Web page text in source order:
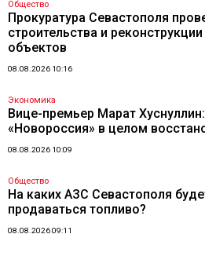
Общество
Прокуратура Севастополя
строительства и
объектов
08.08.2026 10:16
Экономика
Вице-премьер Марат
«Новороссия» в целом
08.08.2026 10:09
Общество
На каких АЗС Севастополя
продаваться топливо?
08.08.2026 09:11